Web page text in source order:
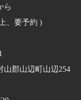
ら
、要予約 )
山郡山辺町山辺254